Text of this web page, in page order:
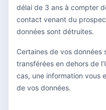
délai de 3 ans à compter
contact venant du
données sont détruites.
Certaines de vos données
transférées en dehors de
cas, une information vous
de vos données.